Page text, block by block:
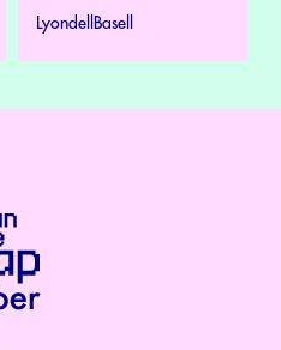
LyondellBasell